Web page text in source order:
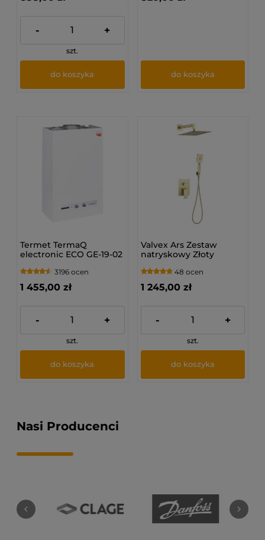
- +
szt.
do koszyka do koszyka
Termet TermaQ
electronic ECO GE-19-02
Gazowy podgrzewacz
wody
WGE3723000000/PL1X
3196 ocen
1 455,00 zł
- +
szt.
do koszyka
Valvex Ars Zestaw
natryskowy Złoty
48 ocen
1 245,00 zł
- +
szt.
do koszyka
Nasi Producenci